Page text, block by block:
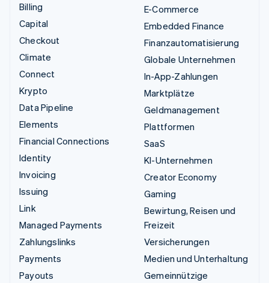
Billing
Capital
Checkout
Climate
Connect
Krypto
Data Pipeline
Elements
Financial Connections
Identity
Invoicing
Issuing
Link
Managed Payments
Zahlungslinks
Payments
Payouts
E-Commerce
Embedded Finance
Finanzautomatisierung
Globale Unternehmen
In-App-Zahlungen
Marktplätze
Geldmanagement
Plattformen
SaaS
KI-Unternehmen
Creator Economy
Gaming
Bewirtung, Reisen und
Freizeit
Versicherungen
Medien und Unterhaltung
Gemeinnützige